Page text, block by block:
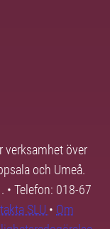
verksamhet över
och Umeå.
• Telefon: 018-67
SLU • Om